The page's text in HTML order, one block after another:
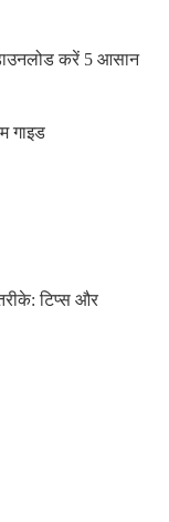
करें 5 आसान
गाइड
टिप्स और